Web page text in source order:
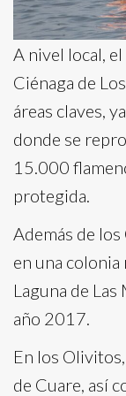
A nivel local,
Ciénaga de
áreas claves,
donde se
15.000
protegida.
Además de
en una
Laguna de
año 2017.
En los
de Cuare, así